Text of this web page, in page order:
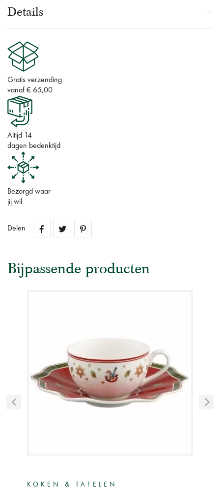
Details
Gratis verzending
vanaf € 65,00
Altijd 14
dagen bedenktijd
Bezorgd waar
jij wil
Delen
Bijpassende producten
KOKEN & TAFELEN